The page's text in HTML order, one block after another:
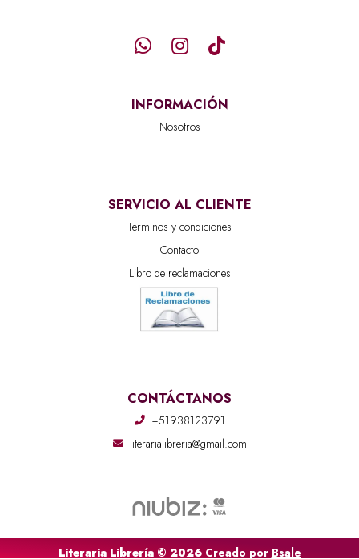
INFORMACIÓN
Nosotros
SERVICIO AL CLIENTE
Terminos y condiciones
Contacto
Libro de reclamaciones
CONTÁCTANOS
+51938123791
literarialibreria@gmail.com
Literaria Librería © 2026Creado por Bsale